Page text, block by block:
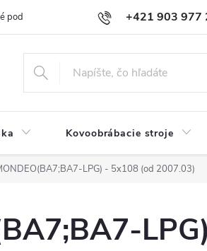
+421 903 977
podmienky Podmienky ochrany osobných
Kovoobrábacie stroje
LPG) - 5x108 (od 2007.03)